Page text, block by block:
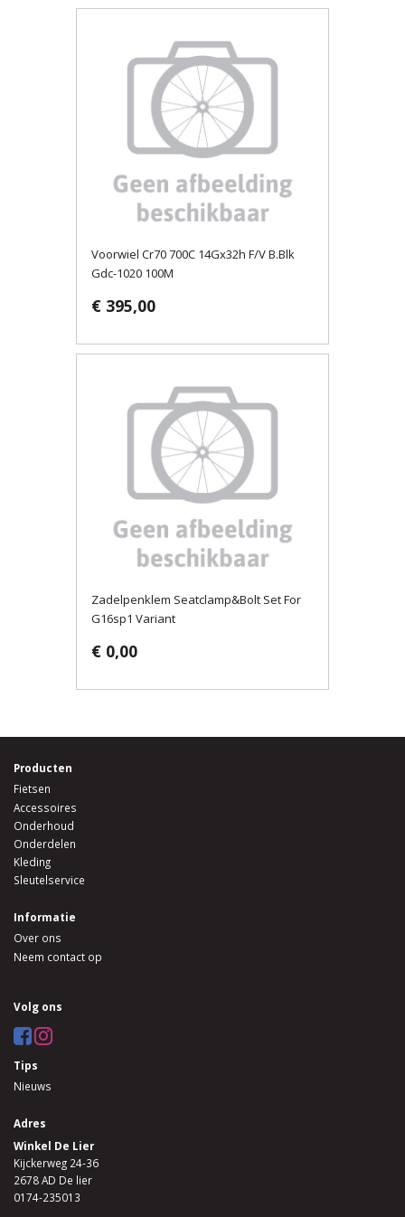
Voorwiel Cr70 700C 14Gx32h F/V B.Blk
Gdc-1020 100M
€ 395,00
Zadelpenklem Seatclamp&Bolt Set For
G16sp1 Variant
€ 0,00
Producten
Fietsen
Accessoires
Onderhoud
Onderdelen
Kleding
Sleutelservice
Informatie
Over ons
Neem contact op
Volg ons
Tips
Nieuws
Adres
Winkel De Lier
Kijckerweg 24-36
2678 AD De lier
0174-235013